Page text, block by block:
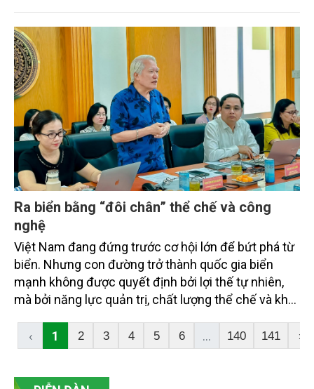
trình thu hút sự tham gia của đông đảo đại biểu đến
từ các cơ quan quản lý nhà nước, đơn vị nghiên cứu,
doanh nghiệp, hợp tác xã và nông dân đang trực
tiếp triển khai mô hình sản xuất lúa phát thải thấp.
Ra biển bằng “đôi chân” thể chế và công
nghệ
Việt Nam đang đứng trước cơ hội lớn để bứt phá từ
biển. Nhưng con đường trở thành quốc gia biển
mạnh không được quyết định bởi lợi thế tự nhiên,
mà bởi năng lực quản trị, chất lượng thể chế và khả
nguyên kinh tế biển xanh.
‹ 1 2 3 4 5 6 ... 140 141 ›